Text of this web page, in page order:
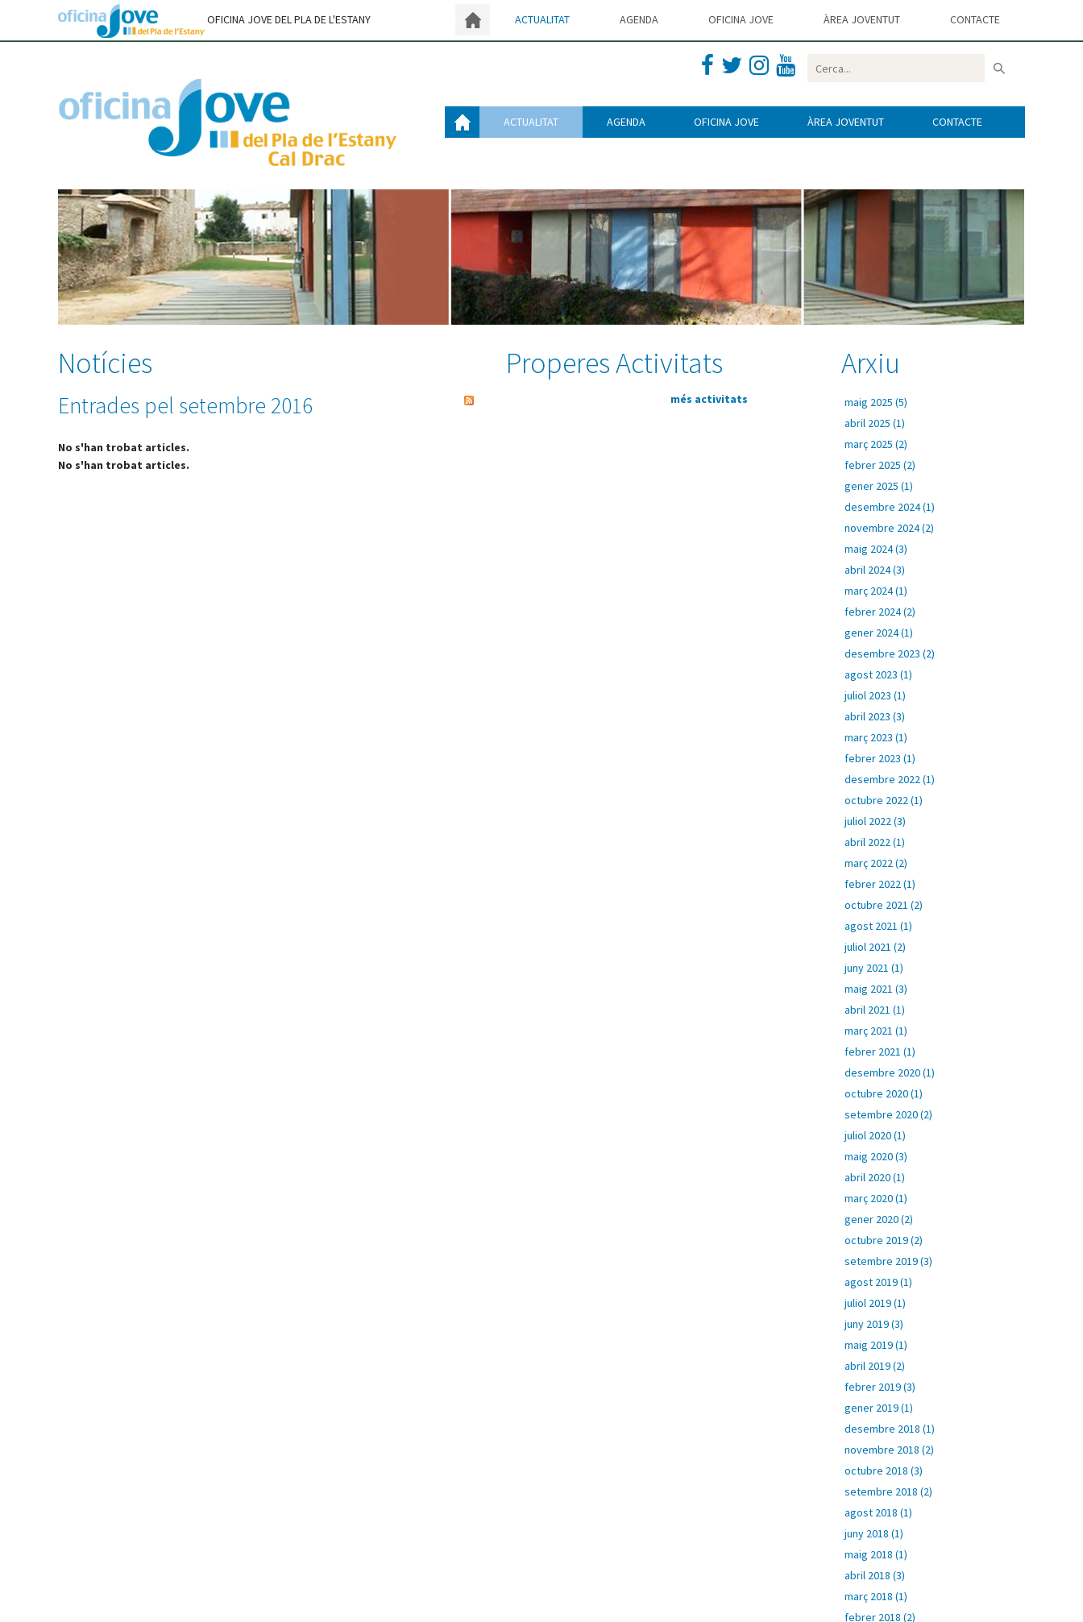
CONSELL COMARCAL DEL PLA DE L'ESTANY
OFICINA JOVE DEL PLA DE L'ESTANY ACTUALITAT AGENDA OFICINA JOVE ÀREA JOVENTUT CONTACTE
ACTUALITAT AGENDA OFICINA JOVE ÀREA JOVENTUT CONTACTE
Notícies
Entrades pel setembre 2016
No s'han trobat articles.
No s'han trobat articles.
Properes Activitats
més activitats
Arxiu
maig 2025 (5)
abril 2025 (1)
març 2025 (2)
febrer 2025 (2)
gener 2025 (1)
desembre 2024 (1)
novembre 2024 (2)
maig 2024 (3)
abril 2024 (3)
març 2024 (1)
febrer 2024 (2)
gener 2024 (1)
desembre 2023 (2)
agost 2023 (1)
juliol 2023 (1)
abril 2023 (3)
març 2023 (1)
febrer 2023 (1)
desembre 2022 (1)
octubre 2022 (1)
juliol 2022 (3)
abril 2022 (1)
març 2022 (2)
febrer 2022 (1)
octubre 2021 (2)
agost 2021 (1)
juliol 2021 (2)
juny 2021 (1)
maig 2021 (3)
abril 2021 (1)
març 2021 (1)
febrer 2021 (1)
desembre 2020 (1)
octubre 2020 (1)
setembre 2020 (2)
juliol 2020 (1)
maig 2020 (3)
abril 2020 (1)
març 2020 (1)
gener 2020 (2)
octubre 2019 (2)
setembre 2019 (3)
agost 2019 (1)
juliol 2019 (1)
juny 2019 (3)
maig 2019 (1)
abril 2019 (2)
febrer 2019 (3)
gener 2019 (1)
desembre 2018 (1)
novembre 2018 (2)
octubre 2018 (3)
setembre 2018 (2)
agost 2018 (1)
juny 2018 (1)
maig 2018 (1)
abril 2018 (3)
març 2018 (1)
febrer 2018 (2)